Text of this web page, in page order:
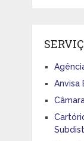
Anvisa